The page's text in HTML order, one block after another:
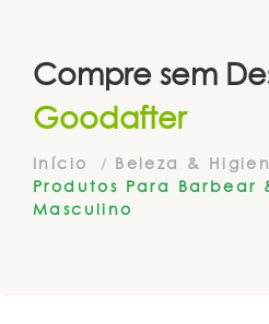
Compre sem
Goodafter
Início
Beleza &
Produtos Para Barbear
Masculino